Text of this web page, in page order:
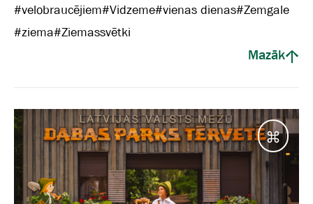
#velobraucējiem#Vidzeme#vienas dienas#Zemgale
#ziema#Ziemassvētki
Mazāk